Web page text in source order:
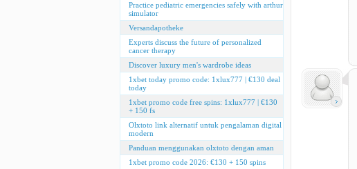
Practice pediatric emergencies safely with arthur
simulator
Versandapotheke
Experts discuss the future of personalized
cancer therapy
Discover luxury men's wardrobe ideas
1xbet today promo code: 1xlux777 | €130 deal
today
1xbet promo code free spins: 1xlux777 | €130
+ 150 fs
Olxtoto link alternatif untuk pengalaman digital
modern
Panduan menggunakan olxtoto dengan aman
1xbet promo code 2026: €130 + 150 spins